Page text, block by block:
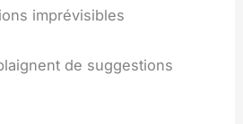
imprévisibles
de suggestions